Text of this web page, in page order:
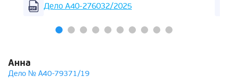
Дело А40-276032/2025
Анна
Дело № А40-79371/19